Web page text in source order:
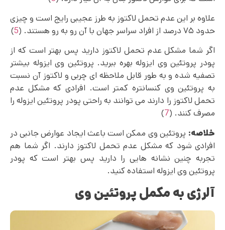
علاوه بر این عدم تحمل لاکتوز به طرز عجیبی رایج است و چیزی
حدود ۷۵ درصد از افراد سراسر جهان با آن رو به‌ رو هستند. (
5
)
اگر شما مشکل عدم تحمل لاکتوز دارید پس بهتر است که از
پودر پروتئین وی ایزوله بهره ببرید. پروتئین وی ایزوله بیشتر
تصفیه شده و به طور قابل ملاحظه ای چربی و لاکتوز آن نسبت
به پروتئین وی کنسانتره کمتر است. افرادی که مشکل عدم
تحمل لاکتوز را دارند می‌ توانند به راحتی پودر پروتئین ایزوله را
مصرف کنند. (7
)
خلاصه: پروتئین وی ممکن است باعث ایجاد عوارض جانبی در
افرادی شود که مشکل عدم تحمل لاکتوز دارند. اگر شما هم
تجربه چنین نشانه هایی را دارید پس بهتر است که پودر
پروتئین وی ایزوله استفاده کنید.
آلرژی به مکمل پروتئین وی